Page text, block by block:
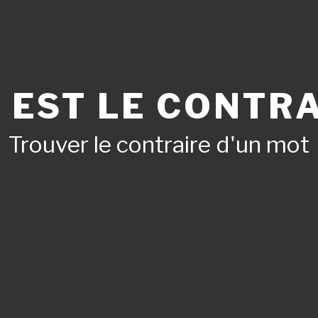
EST LE
Trouver le contraire d'un mot